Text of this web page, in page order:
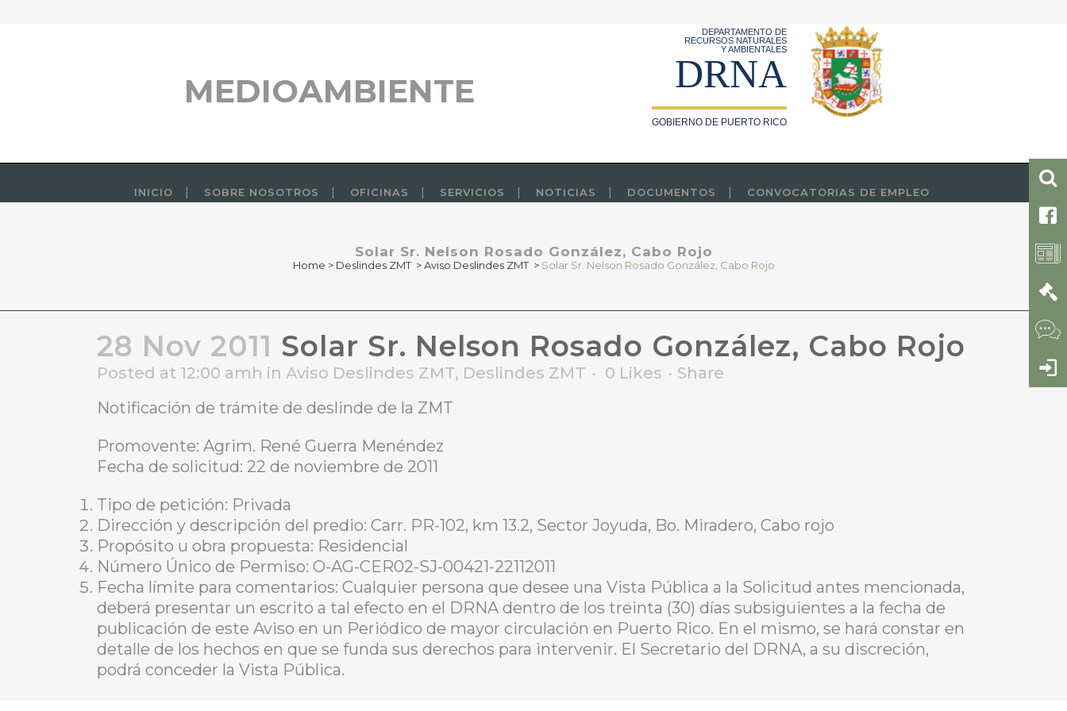
MEDIOAMBIENTE
DEPARTAMENTO DE
RECURSOS NATURALES
Y AMBIENTALES
DRNA
GOBIERNO DE PUERTO RICO
INICIO SOBRE NOSOTROS OFICINAS SERVICIOS NOTICIAS DOCUMENTOS CONVOCATORIAS DE EMPLEO
Solar Sr. Nelson Rosado González, Cabo Rojo
Home > Deslindes ZMT >Aviso Deslindes ZMT > Solar Sr. Nelson Rosado González, Cabo Rojo
28 Nov 2011 Solar Sr. Nelson Rosado González, Cabo Rojo
Posted at 12:00 amh in Aviso Deslindes ZMT, Deslindes ZMT 0 Likes
Share
Notificación de trámite de deslinde de la ZMT
Promovente: Agrim. René Guerra Menéndez
Fecha de solicitud: 22 de noviembre de 2011
Tipo de petición: Privada
Dirección y descripción del predio: Carr. PR-102, km 13.2, Sector Joyuda, Bo. Miradero, Cabo rojo
Propósito u obra propuesta: Residencial
Número Único de Permiso: O-AG-CER02-SJ-00421-22112011
Fecha límite para comentarios: Cualquier persona que desee una Vista Pública a la Solicitud antes mencionada,
deberá presentar un escrito a tal efecto en el DRNA dentro de los treinta (30) días subsiguientes a la fecha de
publicación de este Aviso en un Periódico de mayor circulación en Puerto Rico. En el mismo, se hará constar en
detalle de los hechos en que se funda sus derechos para intervenir. El Secretario del DRNA, a su discreción,
podrá conceder la Vista Pública.